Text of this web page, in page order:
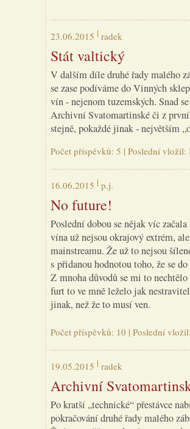
23.06.2015 radek
Stát valtický
V dalším díle druhé řady malého
se zase podíváme do Vinných
vín - nejenom tuzemských. Snad
Archivní Svatomartinské či z
stejně, pokaždé jinak - největším
Počet příspěvků: 5 | Poslední
16.06.2015 p.j.
No future!
Poslední dobou se nějak víc
vína už nejsou okrajový extrém,
mainstreamu. Že už to nejsou
s přidanou hodnotou toho, že se
Z mnoha důvodů se mi to
furt to ve mně leželo jak
jinak, než že to musí ven.
Počet příspěvků: 10 | Poslední
19.05.2015 radek
Archivní
Po kratší „technické“ přestávce
pokračování druhé řady malého